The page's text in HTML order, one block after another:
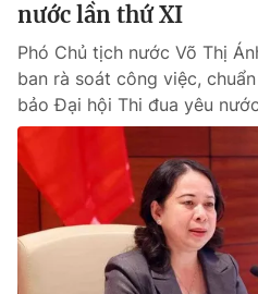
Photo
Video
VTV Money
VTV Sức khoẻ
Thị trường 24h
nước lần thứ XI
Phó Chủ tịch nước Võ Thị
ban rà soát công việc,
bảo Đại hội Thi đua yêu